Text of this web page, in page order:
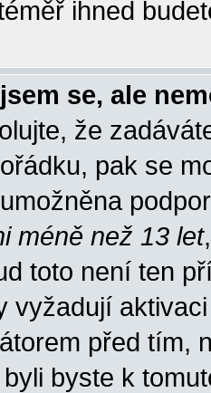
ihned
se, ale
že
pak se
méně než 13 let
toto není ten
vyžadují
před tím,
byste k